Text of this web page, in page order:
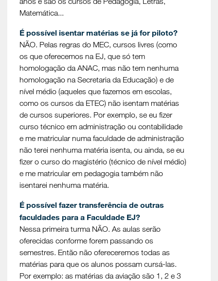
Matemática...
É possível isentar matérias se já for piloto?
NÃO. Pelas regras do MEC, cursos livres (como
os que oferecemos na EJ, que só tem
homologação da ANAC, mas não tem nenhuma
homologação na Secretaria da Educação) e de
nível médio (aqueles que fazemos em escolas,
como os cursos da ETEC) não isentam matérias
de cursos superiores. Por exemplo, se eu fizer
curso técnico em administração ou contabilidade
e me matricular numa faculdade de administração
não terei nenhuma matéria isenta, ou ainda, se eu
fizer o curso do magistério (técnico de nível médio)
e me matricular em pedagogia também não
isentarei nenhuma matéria.
É possível fazer transferência de outras
faculdades para a Faculdade EJ?
Nessa primeira turma NÃO. As aulas serão
oferecidas conforme forem passando os
semestres. Então não ofereceremos todas as
matérias para que os alunos possam cursá-las.
Por exemplo: as matérias da aviação são 1, 2 e 3